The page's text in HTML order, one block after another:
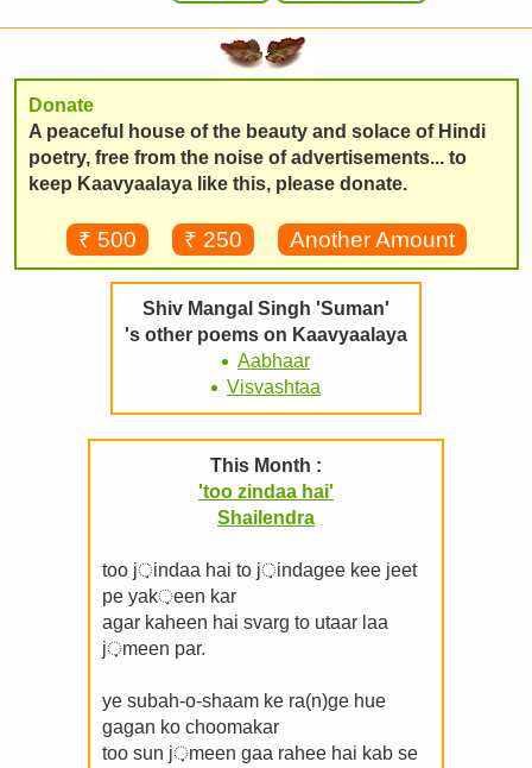
Donate
A peaceful house of the beauty and solace of Hindi
poetry, free from the noise of advertisements... to
keep Kaavyaalaya like this, please donate.
₹ 500 ₹ 250 Another Amount
Shiv Mangal Singh 'Suman'
's other poems on Kaavyaalaya
Aabhaar
Visvashtaa
This Month :
'too zindaa hai'
Shailendra
too j़indaa hai to j़indagee kee jeet
pe yak़een kar
agar kaheen hai svarg to utaar laa
j़meen par.
ye subah-o-shaam ke ra(n)ge hue
gagan ko choomakar
too sun j़meen gaa rahee hai kab se